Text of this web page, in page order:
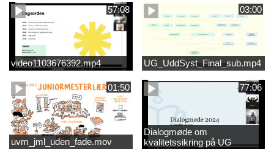
57:08
video1103676392.mp4
03:00
UG_UddSyst_Final_sub.mp4
01:50
uvm_jml_uden_fade.mov
77:06
Dialogmøde om
kvalitetssikring på UG